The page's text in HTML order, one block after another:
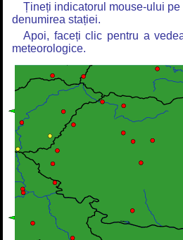
Țineți indicatorul mouse-ului
denumirea stației.
Apoi, faceți clic pentru a
meteorologice.